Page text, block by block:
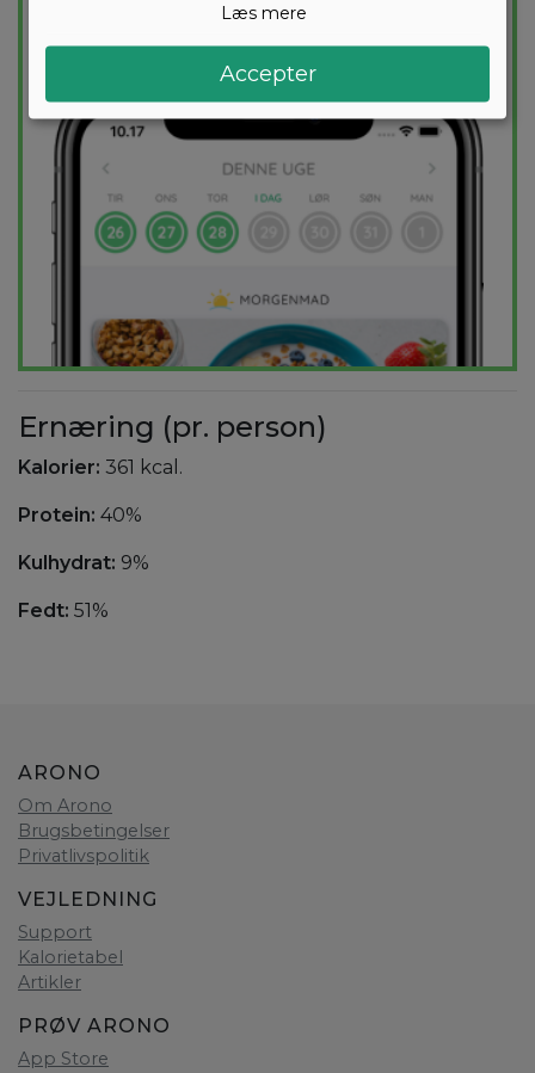
PRØVGRATIS
Ernæring (pr. person)
Kalorier: 361 kcal.
Protein: 40%
Kulhydrat: 9%
Fedt: 51%
ARONO
Om Arono
Brugsbetingelser
Privatlivspolitik
VEJLEDNING
Support
Kalorietabel
Artikler
PRØV ARONO
App Store
Læs mere
Accepter